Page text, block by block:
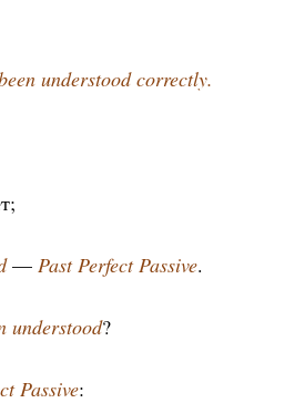
understood correctly.
— Past Perfect Passive.
understood?
Passive: